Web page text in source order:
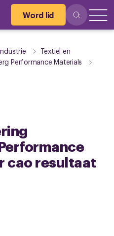
Word lid
Textiel en
Performance Materials
cao resultaat